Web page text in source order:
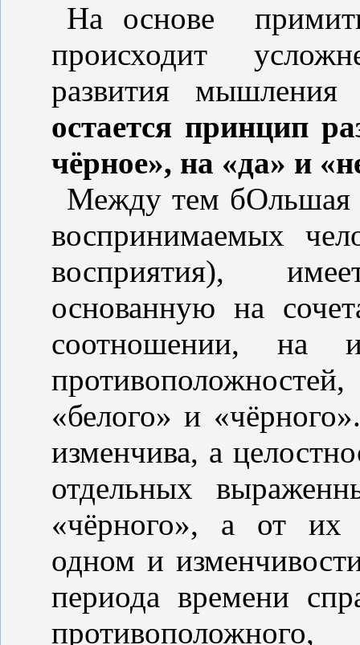
На основе
происходит
развития
остается принцип
чёрное», на «да» и
Между тем бОльшая
воспринимаемых
восприятия),
основанную на
соотношении, на
«белого» и
изменчива, а
отдельных
«чёрного», а от их
одном и
периода времени